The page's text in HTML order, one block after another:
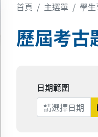
首頁 主選單 學
歷屆考古
日期範圍